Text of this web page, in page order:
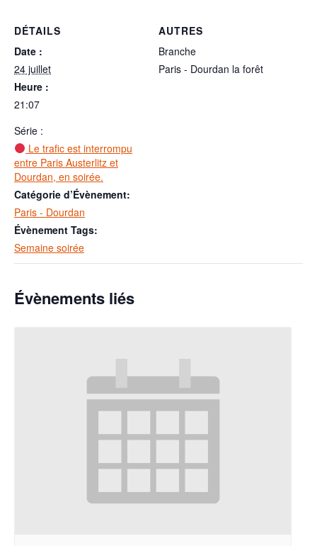
DÉTAILS
Date :
24 juillet
Heure :
21:07
Série :
Le trafic est interrompu
entre Paris Austerlitz et
Dourdan, en soirée.
Catégorie d’Évènement:
Paris - Dourdan
Évènement Tags:
Semaine soirée
AUTRES
Branche
Paris - Dourdan la forêt
Évènements liés